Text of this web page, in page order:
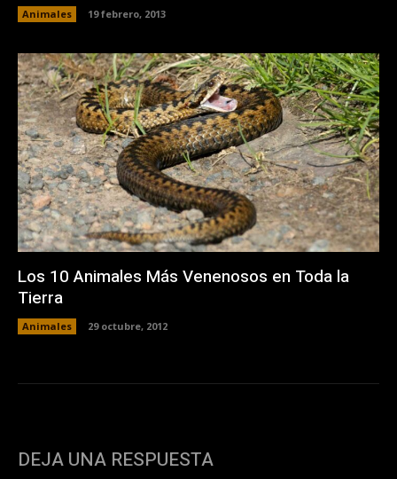
Animales 19 febrero, 2013
Los 10 Animales Más Venenosos en Toda la
Tierra
Animales 29 octubre, 2012
DEJA UNA RESPUESTA